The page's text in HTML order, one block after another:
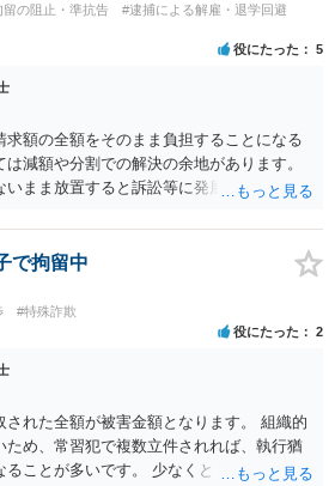
留の阻止・準抗告
#逮捕による解雇・退学回避
役にたった 5
求額の全額をそのまま負担することになる
減額や分割での解決の余地があります。
いまま放置すると訴訟等に発展してしまう
で拘留中
#特殊詐欺
役にたった 2
れた全額が被害金額となります。 組織的
ため、常習犯で複数立件されれば、執行猶
ることが多いです。 少なくとも、執行猶予